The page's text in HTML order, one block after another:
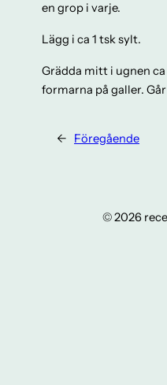
en grop i varje.
Lägg i ca 1 tsk sylt.
Grädda mitt i ugnen
formarna på galler.
← Föregående
© 2026